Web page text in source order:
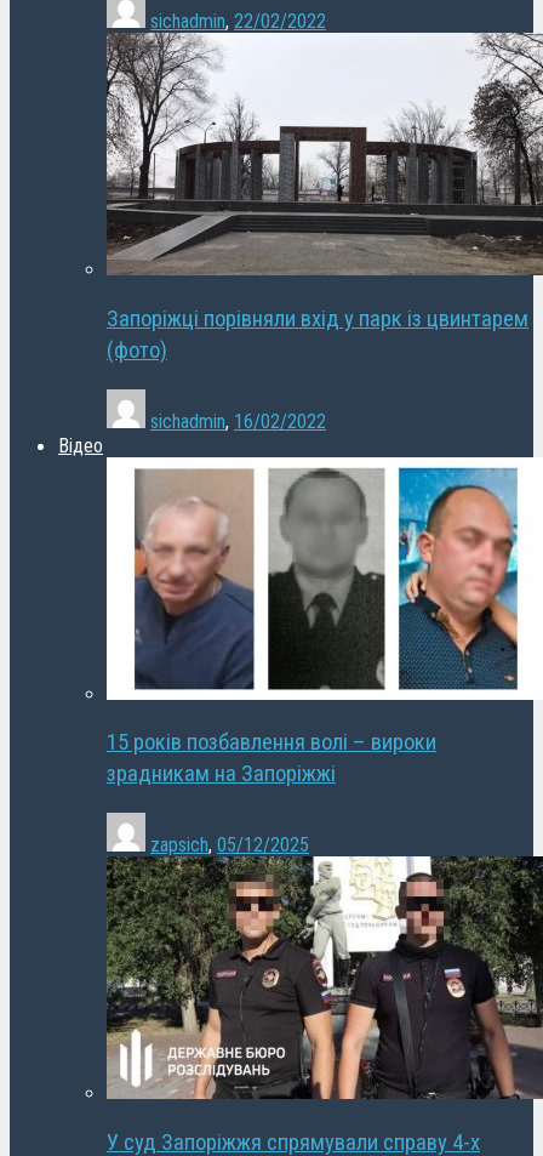
sichadmin, 22/02/2022
Запоріжці порівняли вхід у парк із цвинтарем
(фото)
sichadmin, 16/02/2022
Відео
15 років позбавлення волі – вироки
зрадникам на Запоріжжі
zapsich, 05/12/2025
У суд Запоріжжя спрямували справу 4-х